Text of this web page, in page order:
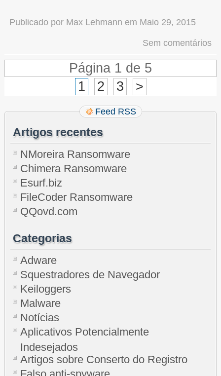
Publicado por Max Lehmann em Maio 29, 2015
Sem comentários
Página 1 de 5
1
2 3 >
Feed RSS
Artigos recentes
NMoreira Ransomware
Chimera Ransomware
Esurf.biz
FileCoder Ransomware
QQovd.com
Categorias
Adware
Squestradores de Navegador
Keiloggers
Malware
Notícias
Aplicativos Potencialmente
Indesejados
Artigos sobre Conserto do Registro
Falso anti-spyware